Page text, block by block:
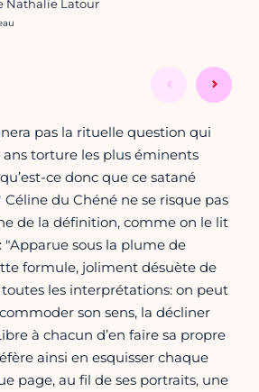
Nathalie Latour
pas la rituelle question qui
torture les plus éminents
ce donc que ce satané
du Chéné ne se risque pas
de la définition, comme on le lit
"Apparue sous la plume de
formule, joliment désuète de
les interprétations: on peut
son sens, la décliner
à chacun d’en faire sa propre
ainsi en esquisser chaque
page, au fil de ses portraits, une